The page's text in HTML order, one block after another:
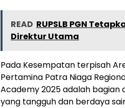
READ RUPSLB PGN
Direktur Utama
Pada Kesempatan terpisah
Pertamina Patra Niaga
Academy 2025 adalah
yang tangguh dan berdaya